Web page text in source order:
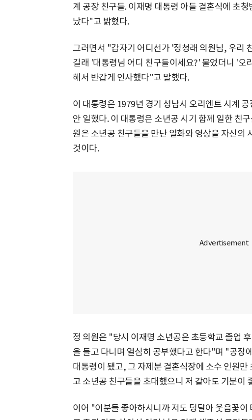
계 공장 친구들. 이재명 대통령 아들 결혼식에 초
났다"고 밝혔다.
그러면서 "갑자기 어디선가 '정청래 의원님, 우리
길래 '대통령님 어디 친구들이세요?' 물었더니 '오
해서 반갑게 인사했다"고 말했다.
이 대통령은 1979년 경기 성남시 오리엔트 시계
안 일했다. 이 대통령은 소년공 시기 함께 일한 친
원은 소년공 친구들을 만난 일화와 영상을 자신의
것이다.
정 의원은 "당시 이재명 소년공은 초등학교 졸업
을 들고 다니며 열심히 공부했다고 한다"며 "공장
대통령이 됐고, 그 자제분 결혼식장에 소수 인원
고 소년공 친구들을 초대했으니 저 같아도 기분이
이어 "이분들 좋아하시니까 저도 덩달아 웃음꽃